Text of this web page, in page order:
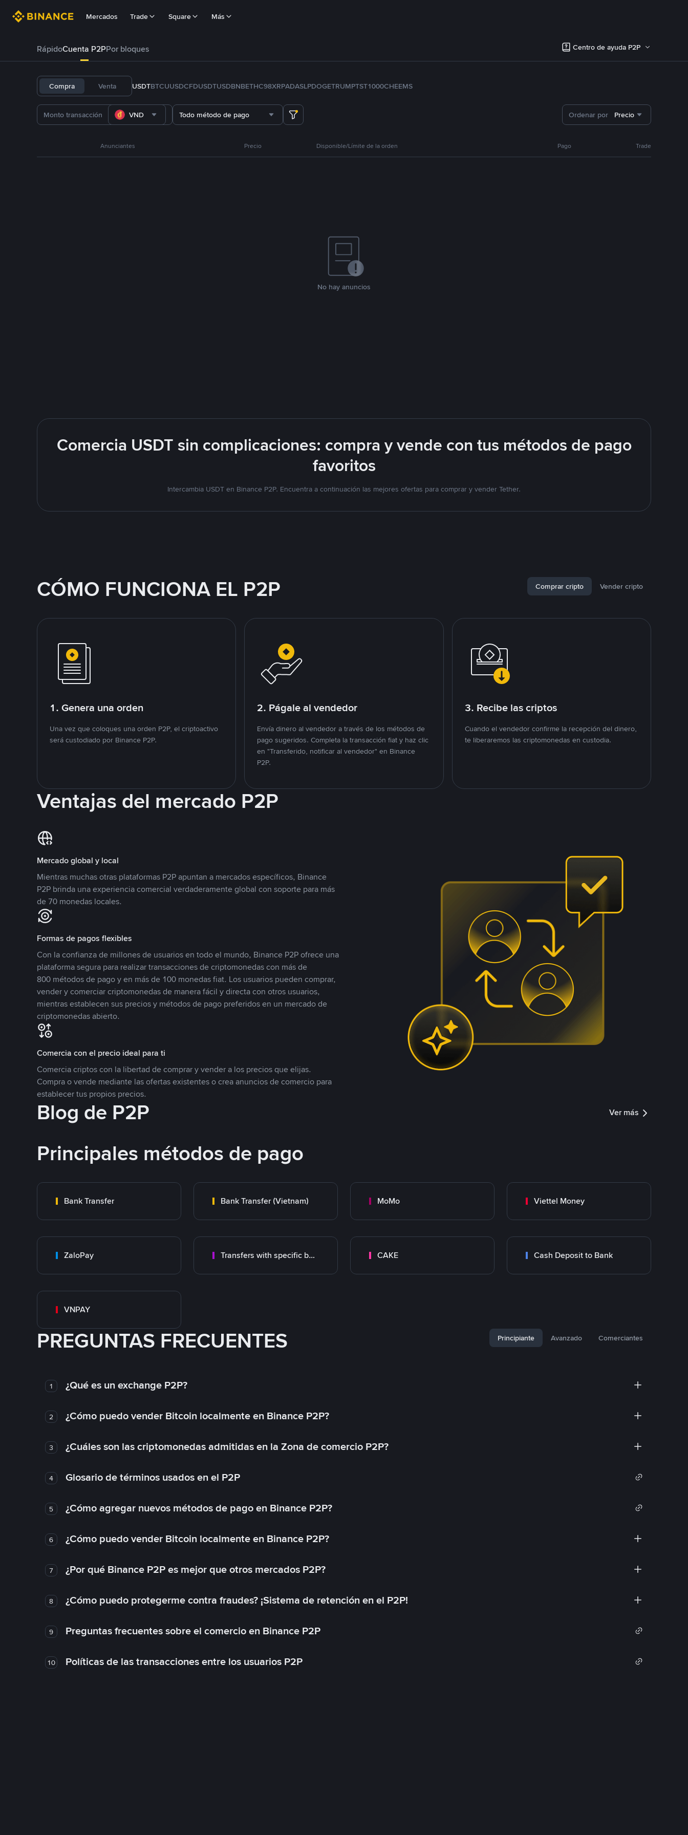
Mercados Trade Square Más
RápidoCuenta P2PPor bloques Centro de ayuda P2P
Compra Venta USDTBTCUUSDCFDUSDTUSDBNBETHC98XRPADASLPDOGETRUMPTST1000CHEEMS
VND Todo método de pago Ordenar por Precio
Anunciantes Precio Disponible/Límite de la orden Pago Trade
No hay anuncios
Comercia USDT sin complicaciones: compra y vende con tus métodos de pago
favoritos
Intercambia USDT en Binance P2P. Encuentra a continuación las mejores ofertas para comprar y vender Tether.
CÓMO FUNCIONA EL P2P Comprar cripto Vender cripto
1. Genera una orden
Una vez que coloques una orden P2P, el criptoactivo
será custodiado por Binance P2P.
2. Págale al vendedor
Envía dinero al vendedor a través de los métodos de
pago sugeridos. Completa la transacción fiat y haz clic
en "Transferido, notificar al vendedor" en Binance
P2P.
3. Recibe las criptos
Cuando el vendedor confirme la recepción del dinero,
te liberaremos las criptomonedas en custodia.
Ventajas del mercado P2P
Mercado global y local
Mientras muchas otras plataformas P2P apuntan a mercados específicos, Binance
P2P brinda una experiencia comercial verdaderamente global con soporte para más
de 70 monedas locales.
Formas de pagos flexibles
Con la confianza de millones de usuarios en todo el mundo, Binance P2P ofrece una
plataforma segura para realizar transacciones de criptomonedas con más de
800 métodos de pago y en más de 100 monedas fiat. Los usuarios pueden comprar,
vender y comerciar criptomonedas de manera fácil y directa con otros usuarios,
mientras establecen sus precios y métodos de pago preferidos en un mercado de
criptomonedas abierto.
Comercia con el precio ideal para ti
Comercia criptos con la libertad de comprar y vender a los precios que elijas.
Compra o vende mediante las ofertas existentes o crea anuncios de comercio para
establecer tus propios precios.
Blog de P2P Ver más
Principales métodos de pago
Bank Transfer Bank Transfer (Vietnam) MoMo Viettel Money
ZaloPay Transfers with specific bank CAKE Cash Deposit to Bank
VNPAY
PREGUNTAS FRECUENTES Principiante Avanzado Comerciantes
1 ¿Qué es un exchange P2P?
2 ¿Cómo puedo vender Bitcoin localmente en Binance P2P?
3 ¿Cuáles son las criptomonedas admitidas en la Zona de comercio P2P?
4 Glosario de términos usados en el P2P
5 ¿Cómo agregar nuevos métodos de pago en Binance P2P?
6 ¿Cómo puedo vender Bitcoin localmente en Binance P2P?
7 ¿Por qué Binance P2P es mejor que otros mercados P2P?
8 ¿Cómo puedo protegerme contra fraudes? ¡Sistema de retención en el P2P!
9 Preguntas frecuentes sobre el comercio en Binance P2P
10 Políticas de las transacciones entre los usuarios P2P